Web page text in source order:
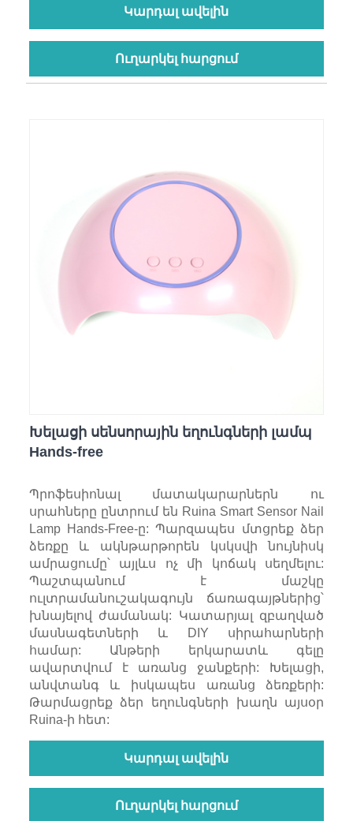
Կարդալ ավելին
Ուղարկել հարցում
Խելացի սենսորային եղունգների լամպ
Hands-free
Պրոֆեսիոնալ մատակարարներն ու
սրահները ընտրում են Ruina Smart Sensor Nail
Lamp Hands-Free-ը: Պարզապես մտցրեք ձեր
ձեռքը և ակնթարթորեն կսկսվի նույնիսկ
ամրացումը՝ այլևս ոչ մի կոճակ սեղմելու:
Պաշտպանում է մաշկը
ուլտրամանուշակագույն ճառագայթներից՝
խնայելով ժամանակ: Կատարյալ զբաղված
մասնագետների և DIY սիրահարների
համար: Անթերի երկարատև գելը
ավարտվում է առանց ջանքերի: Խելացի,
անվտանգ և իսկապես առանց ձեռքերի:
Թարմացրեք ձեր եղունգների խաղն այսօր
Ruina-ի հետ:
Կարդալ ավելին
Ուղարկել հարցում